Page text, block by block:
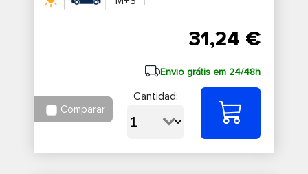
31,24 €
Envio grátis em 24/48h
Comparar
Cantidad: